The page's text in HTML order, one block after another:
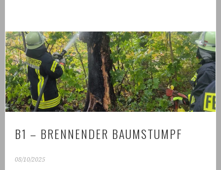
B1 – BRENNENDER BAUMSTUMPF
08/10/2025